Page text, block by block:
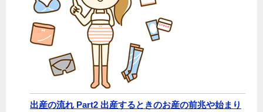
出産の流れ Part2 出産するときのお産の前兆や始まり